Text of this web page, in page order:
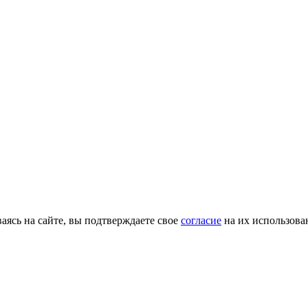
на сайте, вы подтверждаете свое согласие на их